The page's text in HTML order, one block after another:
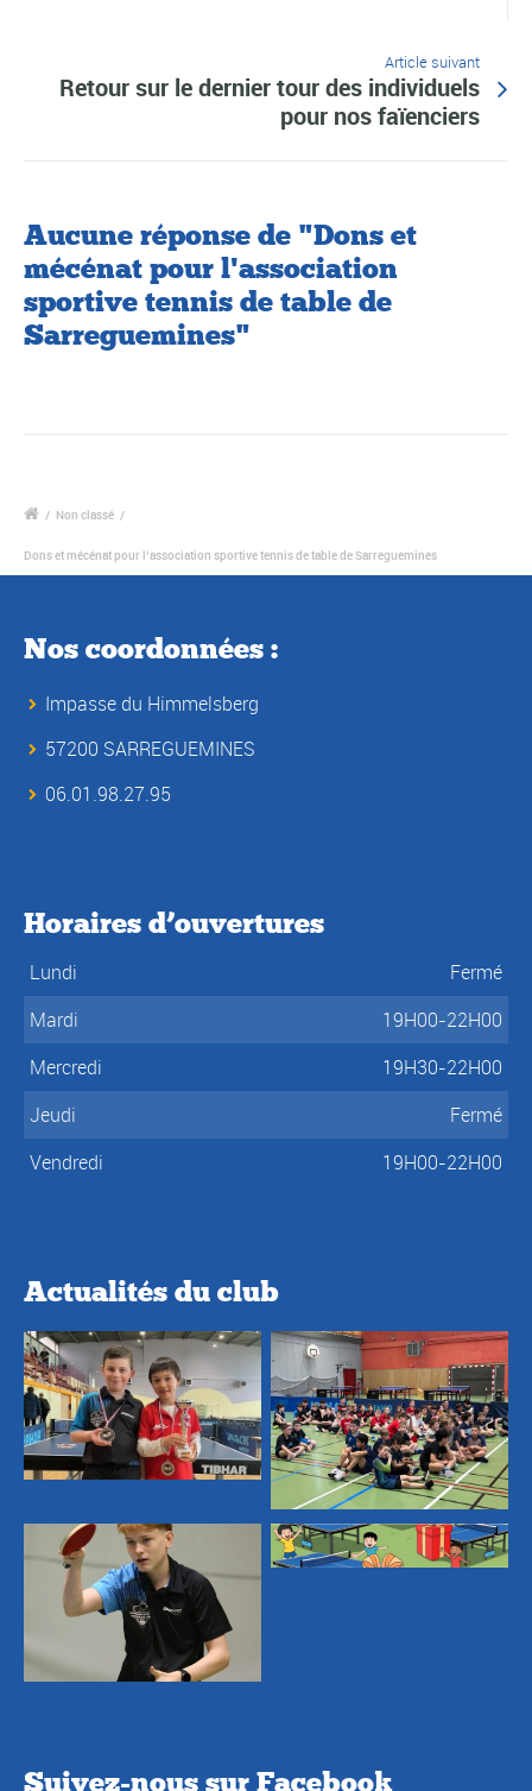
Article suivant
Retour sur le dernier tour des individuels
pour nos faïenciers
Aucune réponse de "Dons et
mécénat pour l'association
sportive tennis de table de
Sarreguemines"
/ Non classé /
Dons et mécénat pour l’association sportive tennis de table de Sarreguemines
Nos coordonnées :
Impasse du Himmelsberg
57200 SARREGUEMINES
06.01.98.27.95
Horaires d’ouvertures
Lundi
Fermé
Mardi
19H00-22H00
Mercredi
19H30-22H00
Jeudi
Fermé
Vendredi
19H00-22H00
Actualités du club
Suivez-nous sur Facebook